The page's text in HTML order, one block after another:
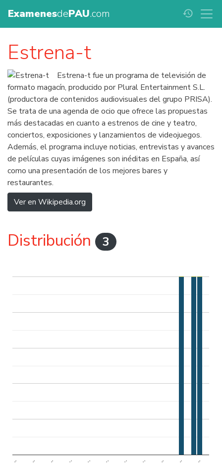
ExamenesdePAU.com history
Estrena-t
Estrena-t fue un programa de televisión de
formato magacín, producido por Plural Entertainment S.L.
(productora de contenidos audiovisuales del grupo PRISA).
Se trata de una agenda de ocio que ofrece las propuestas
más destacadas en cuanto a estrenos de cine y teatro,
conciertos, exposiciones y lanzamientos de videojuegos.
Además, el programa incluye noticias, entrevistas y avances
de películas cuyas imágenes son inéditas en España, así
como una presentación de los mejores bares y
restaurantes.
Ver en Wikipedia.org
Distribución 3
.. .. .. .. .. .. .. .. .. .. ..